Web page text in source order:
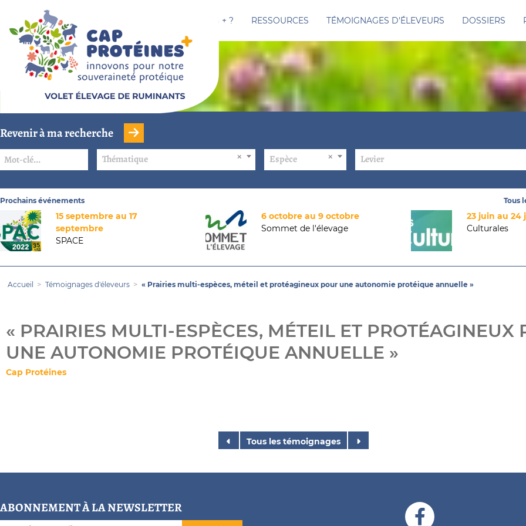
CAP PROTÉINES + ? RESSOURCES TÉMOIGNAGES D'ÉLEVEURS DOSSIERS
Revenir à ma recherche
Thématique Espèce Levier
Prochains événements
15 septembre au 17
septembre
SPACE
6 octobre au 9 octobre
Sommet de l'élevage
23 juin au 24
Culturales
Tous
Accueil Témoignages d'éleveurs « Prairies multi-espèces, méteil et protéagineux pour une autonomie protéique annuelle »
« PRAIRIES MULTI-ESPÈCES, MÉTEIL ET PROTÉAGINEUX
UNE AUTONOMIE PROTÉIQUE ANNUELLE »
Cap Protéines
Tous les témoignages
ABONNEMENT À LA NEWSLETTER